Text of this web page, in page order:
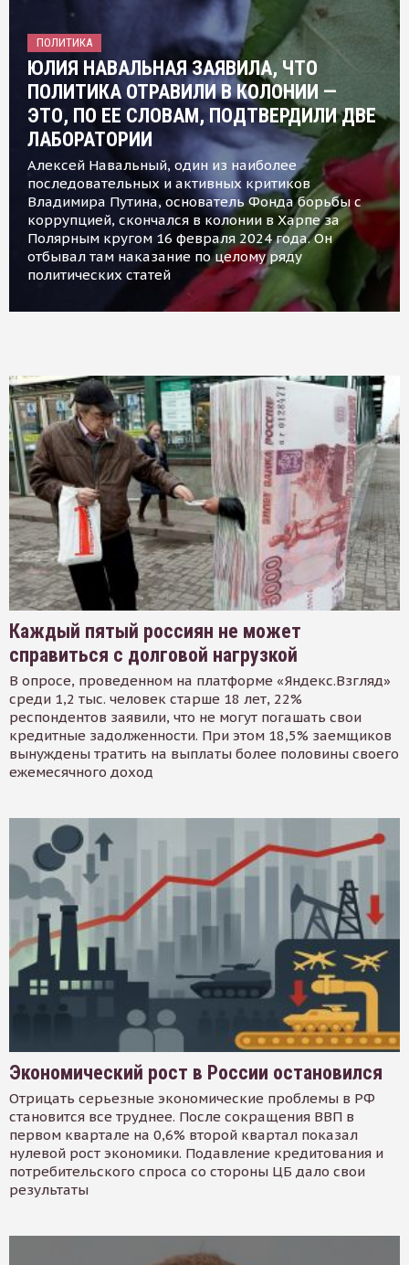
ПОЛИТИКА
ЮЛИЯ НАВАЛЬНАЯ ЗАЯВИЛА, ЧТО
ПОЛИТИКА ОТРАВИЛИ В КОЛОНИИ —
ЭТО, ПО ЕЕ СЛОВАМ, ПОДТВЕРДИЛИ ДВЕ
ЛАБОРАТОРИИ
Алексей Навальный, один из наиболее
последовательных и активных критиков
Владимира Путина, основатель Фонда борьбы с
коррупцией, скончался в колонии в Харпе за
Полярным кругом 16 февраля 2024 года. Он
отбывал там наказание по целому ряду
политических статей
Каждый пятый россиян не может
справиться с долговой нагрузкой
В опросе, проведенном на платформе «Яндекс.Взгляд»
среди 1,2 тыс. человек старше 18 лет, 22%
респондентов заявили, что не могут погашать свои
кредитные задолженности. При этом 18,5% заемщиков
вынуждены тратить на выплаты более половины своего
ежемесячного доход
Экономический рост в России остановился
Отрицать серьезные экономические проблемы в РФ
становится все труднее. После сокращения ВВП в
первом квартале на 0,6% второй квартал показал
нулевой рост экономики. Подавление кредитования и
потребительского спроса со стороны ЦБ дало свои
результаты